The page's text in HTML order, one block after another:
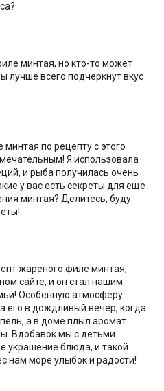
минтая, но кто-то может
лучше всего подчеркнут вкус
по рецепту с этого
Я использовала
и рыба получилась очень
у вас есть секреты для еще
минтая? Делитесь, буду
жареного филе минтая,
сайте, и он стал нашим
Особенную атмосферу
его в дождливый вечер, когда
а в доме плыл аромат
Вдобавок мы с детьми
украшение блюда, и такой
нам море улыбок и радости!